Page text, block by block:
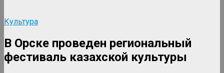
Культура
В Орске проведен региональный
фестиваль казахской культуры